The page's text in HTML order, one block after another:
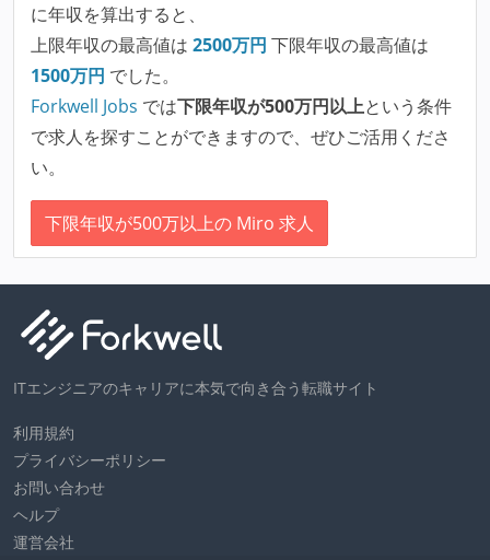
に年収を算出すると、
上限年収の最高値は 2500万円 下限年収の最高値は
1500万円 でした。
Forkwell Jobs では下限年収が500万円以上という条件
で求人を探すことができますので、ぜひご活用くださ
い。
下限年収が500万以上の Miro 求人
ITエンジニアのキャリアに本気で向き合う転職サイト
利用規約
プライバシーポリシー
お問い合わせ
ヘルプ
運営会社